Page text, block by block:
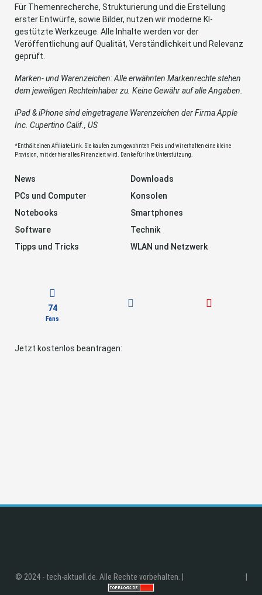
Für Themenrecherche, Strukturierung und die Erstellung
erster Entwürfe, sowie Bilder, nutzen wir moderne KI-
gestützte Werkzeuge. Alle Inhalte werden vor der
Veröffentlichung auf Qualität, Verständlichkeit und Relevanz
geprüft.
Marken- und Warenzeichen: Alle erwähnten Markenrechte stehen
dem jeweiligen Rechteinhaber zu. Keine Gewähr auf alle Angaben.
iPad & iPhone sind eingetragene Warenzeichen der Firma Apple
Inc. Cupertino Calif., US
*Enthält einen Affiliate-Link. Sie kaufen zum gewohnten Preis und wir erhalten eine kleine
Provision, mit der hier alles Finanziert wird. Danke für Ihre Unterstützung.
News
Downloads
PCs und Computer
Konsolen
Notebooks
Smartphones
Software
Technik
Tipps und Tricks
WLAN und Netzwerk
74
Fans
Jetzt kostenlos beantragen:
© 2024 - tech-aktuell.de. Alle Rechte vorbehalten. |